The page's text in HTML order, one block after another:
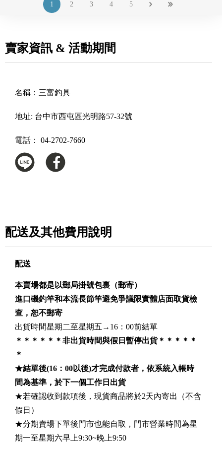
1 2 3 4 5
賣家資訊 & 活動期間
名稱： 三富釣具
地址: 台中市西屯區光明路57-32號
電話： 04-2702-7660
配送及其他費用說明
配送
本賣場都是以郵局掛號包裏 （郵寄）
進口磯釣竿和本流長節竿避免爭議限實體店面取貨檢
查，恕不郵寄
出貨時間星期二至星期五→16：00前結單
＊＊＊＊＊＊非出貨時間與假日暫停出貨＊＊＊＊＊
＊
★結單後(16：00以後)才完成付款者，依系統入帳時
間為基準，於下一個工作日出貨
★若確認收到款項後，現貨商品將於2天內寄出（不含
假日）
★分期賣場下單後門市也能自取，門市營業時間為星
期一至星期六早上9:30~晚上9:50